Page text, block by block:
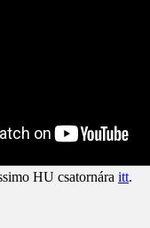
HU csatornára itt.